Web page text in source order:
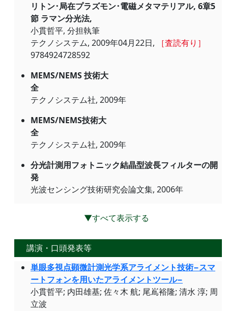
リトン･局在プラズモン･電磁メタマテリアル, 6章5
節 ラマン分光法,
小貫哲平, 分担執筆
テクノシステム, 2009年04月22日,
［査読有り］
9784924728592
MEMS/NEMS 技術大
全
テクノシステム社, 2009年
MEMS/NEMS技術大
全
テクノシステム社, 2009年
分光計測用フォトニック結晶型波長フィルターの開
発
光波センシング技術研究会論文集, 2006年
▼すべて表示する
講演・口頭発表等
単眼多視点顕微計測光学系アライメント技術−スマ
ートフォンを用いたアライメントツール−
小貫哲平; 内田雄基; 佐々木 航; 尾嶌裕隆; 清水 淳; 周
立波